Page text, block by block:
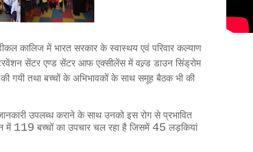
कालिज में भारत सरकार के स्वास्थय एवं परिवार कल्याण
सेंटर एण्ड सेंटर आफ एक्सीलेंस में वल्र्ड डाउन सिंड्रोम
की गयी तथा बच्चों के अभिभावकों के साथ समूह बैठक भी की
उपलब्ध कराने के साथ उनको इस रोग से प्रभावित
में 119 बच्चों का उपचार चल रहा है जिसमें 45 लड़कियां